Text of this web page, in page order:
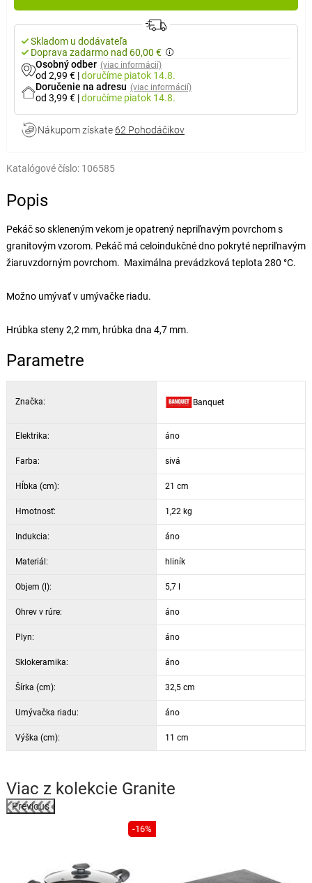
Skladom u dodávateľa
Doprava zadarmo nad 60,00 €
Osobný odber (viac informácií)
od 2,99 € |doručíme piatok 14.8.
Doručenie na adresu (viac informácií)
od 3,99 € |doručíme piatok 14.8.
Nákupom získate 62 Pohodáčikov
Katalógové číslo: 106585
Popis
Pekáč so skleneným vekom je opatrený nepriľnavým povrchom s
granitovým vzorom. Pekáč má celoindukčné dno pokryté nepriľnavým
žiaruvzdorným povrchom. Maximálna prevádzková teplota 280 °C.
Možno umývať v umývačke riadu.
Hrúbka steny 2,2 mm, hrúbka dna 4,7 mm.
Parametre
Značka: Banquet
Elektrika: áno
Farba: sivá
Hĺbka (cm): 21 cm
Hmotnosť: 1,22 kg
Indukcia: áno
Materiál: hliník
Objem (l): 5,7 l
Ohrev v rúre: áno
Plyn: áno
Sklokeramika: áno
Šírka (cm): 32,5 cm
Umývačka riadu: áno
Výška (cm): 11 cm
Viac z kolekcie Granite
Previous
-16%